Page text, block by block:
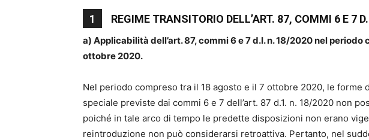
1 REGIME TRANSITORIO DELL’ART. 87, COMMI 6 E 7
a) Applicabilità dell’art. 87, commi 6 e 7 d.I. n. 18/2020 nel periodo
ottobre 2020.
Nel periodo compreso tra il 18 agosto e il 7 ottobre 2020, le forme
speciale previste dai commi 6 e 7 dell’art. 87 d.1. n. 18/2020 non
poiché in tale arco di tempo le predette disposizioni non erano
reintroduzione non può considerarsi retroattiva. Pertanto, nel